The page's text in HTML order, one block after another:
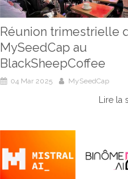
Réunion trimestrielle
MySeedCap au
BlackSheepCoffee
04 Mar 2025 MySeedCap
Lire la